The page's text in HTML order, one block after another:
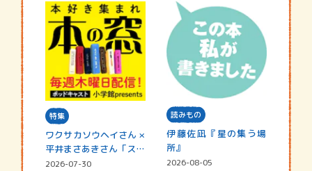
特集
ワクサカソウヘイさん ×
平井まさあきさん「スペ
シャ…
2026-07-30
読みもの
伊藤佐凪『星の集う場
所』
2026-08-05